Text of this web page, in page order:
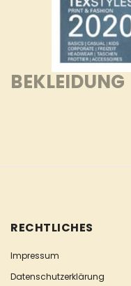
BEKLEIDUNG
RECHTLICHES
Impressum
Datenschutzerklärung